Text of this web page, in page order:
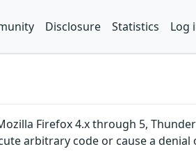
Disclosure Statistics Log
Firefox 4.x through 5,
arbitrary code or cause a denial